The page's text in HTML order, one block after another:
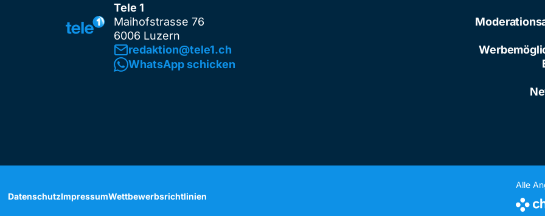
Tele 1
Maihofstrasse 76
6006 Luzern
redaktion@tele1.ch
WhatsApp schicken
DatenschutzImpressumWettbewerbsrichtlinien
Alle